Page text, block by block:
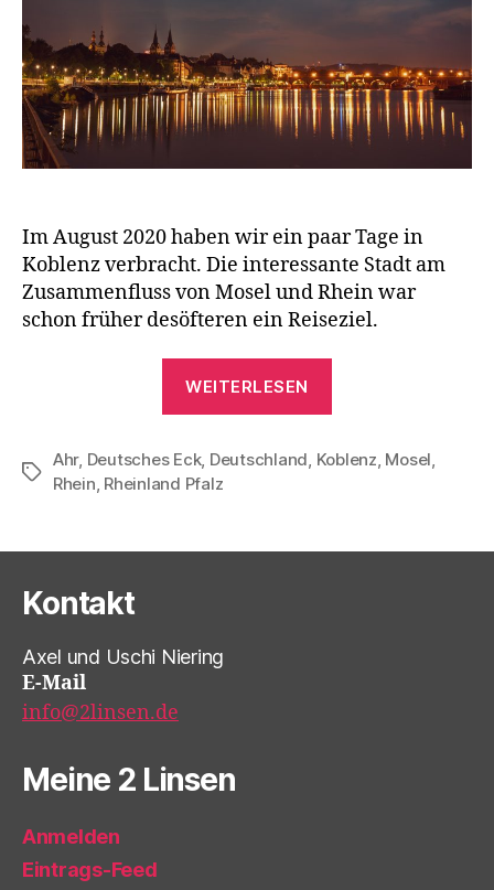
Im August 2020 haben wir ein paar Tage in
Koblenz verbracht. Die interessante Stadt am
Zusammenfluss von Mosel und Rhein war
schon früher desöfteren ein Reiseziel.
WEITERLESEN
Schlagwörter
Ahr, Deutsches Eck, Deutschland, Koblenz, Mosel,
Rhein, Rheinland Pfalz
Kontakt
Axel und Uschi Niering
E-Mail
info@2linsen.de
Meine 2 Linsen
Anmelden
Eintrags-Feed